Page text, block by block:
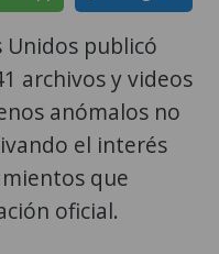
Unidos publicó
archivos y videos
anómalos no
el interés
que
oficial.